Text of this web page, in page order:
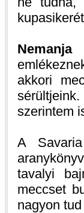
Nemanja
akkori
szerintem
A
tavalyi
meccset
nagyon